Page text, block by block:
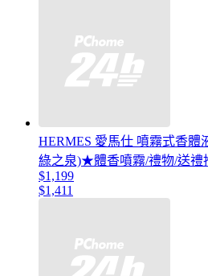
HERMES 愛馬仕 噴霧式香體
綠之泉)★體香噴霧/禮物/送禮
$1,199
$1,411